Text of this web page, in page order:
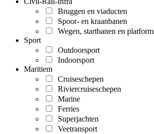
Bruggen en viaducten
Spoor- en kraanbanen
Wegen, startbanen en
Sport
Outdoorsport
Indoorsport
Maritiem
Cruiseschepen
Riviercruiseschepen
Marine
Ferries
Superjachten
Veetransport